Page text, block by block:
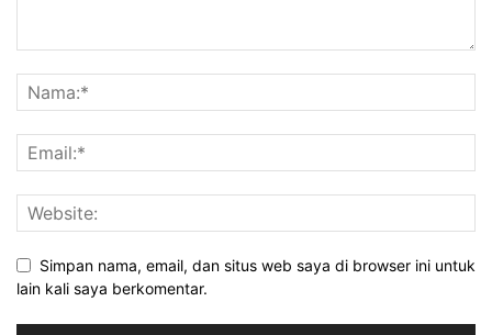
Simpan nama, email, dan situs web saya di browser ini untuk
lain kali saya berkomentar.